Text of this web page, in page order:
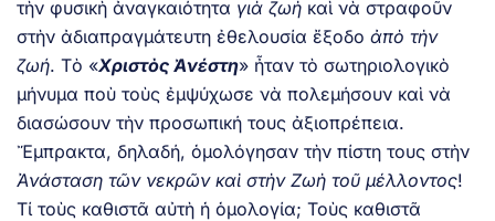
τὴν φυσικὴ ἀναγκαιότητα γιὰ ζωὴ καὶ νὰ στραφοῦν
στὴν ἀδιαπραγμάτευτη ἐθελουσία ἔξοδο ἀπὸ τὴν
ζωή. Τὸ «Χριστὸς Ἀνέστη» ἦταν τὸ σωτηριολογικὸ
μήνυμα ποὺ τοὺς ἐμψύχωσε νὰ πολεμήσουν καὶ νὰ
διασώσουν τὴν προσωπική τους ἀξιοπρέπεια.
Ἔμπρακτα, δηλαδή, ὁμολόγησαν τὴν πίστη τους στὴν
Ἀνάσταση τῶν νεκρῶν καὶ στὴν Ζωὴ τοῦ μέλλοντος!
Τί τοὺς καθιστᾶ αὐτὴ ἡ ὁμολογία; Τοὺς καθιστᾶ